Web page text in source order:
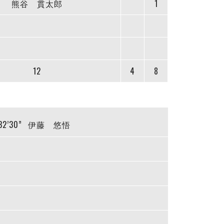
熊谷 貫太郎 1
12 4 8
伊藤 悠悟